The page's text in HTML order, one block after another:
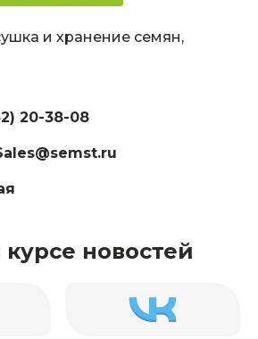
и хранение семян,
20-38-08
курсе новостей